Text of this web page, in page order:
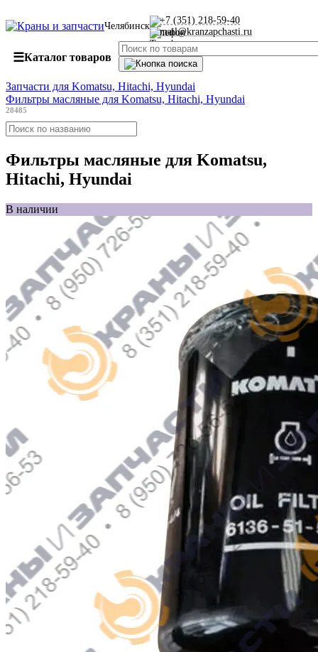
Челябинск
+7 (351) 218-59-40
mail@kranzapchasti.ru
☰Каталог товаров
Запчасти для Komatsu, Hitachi, Hyundai
Фильтры масляные для Komatsu, Hitachi, Hyundai
28485
Фильтры масляные для Komatsu,
Hitachi, Hyundai
В наличии